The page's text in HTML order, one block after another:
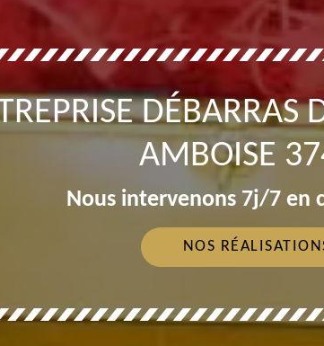
DÉBARRAS
AMBOISE
Nous intervenons 7j/7 en
NOS